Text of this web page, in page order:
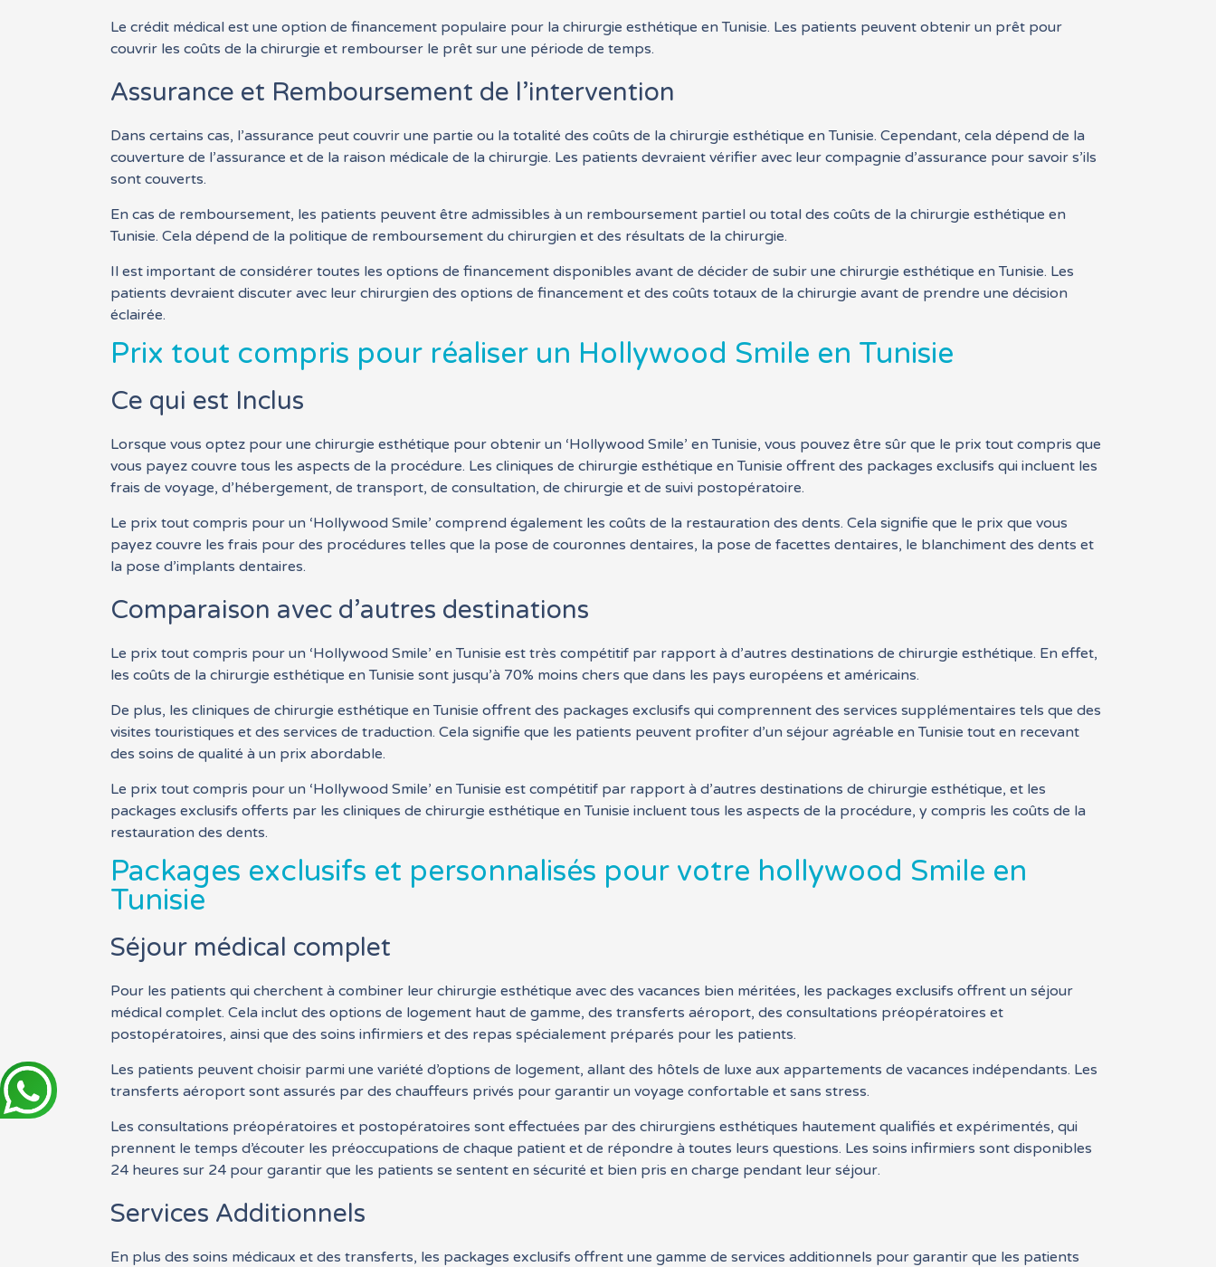
Le crédit médical est une option de financement populaire pour la chirurgie esthétique en Tunisie. Les patients peuvent obtenir un prêt pour
couvrir les coûts de la chirurgie et rembourser le prêt sur une période de temps.
Assurance et Remboursement de l’intervention
Dans certains cas, l’assurance peut couvrir une partie ou la totalité des coûts de la chirurgie esthétique en Tunisie. Cependant, cela dépend de la
couverture de l’assurance et de la raison médicale de la chirurgie. Les patients devraient vérifier avec leur compagnie d’assurance pour savoir s’ils
sont couverts.
En cas de remboursement, les patients peuvent être admissibles à un remboursement partiel ou total des coûts de la chirurgie esthétique en
Tunisie. Cela dépend de la politique de remboursement du chirurgien et des résultats de la chirurgie.
Il est important de considérer toutes les options de financement disponibles avant de décider de subir une chirurgie esthétique en Tunisie. Les
patients devraient discuter avec leur chirurgien des options de financement et des coûts totaux de la chirurgie avant de prendre une décision
éclairée.
Prix tout compris pour réaliser un Hollywood Smile en Tunisie
Ce qui est Inclus
Lorsque vous optez pour une chirurgie esthétique pour obtenir un ‘Hollywood Smile’ en Tunisie, vous pouvez être sûr que le prix tout compris que
vous payez couvre tous les aspects de la procédure. Les cliniques de chirurgie esthétique en Tunisie offrent des packages exclusifs qui incluent les
frais de voyage, d’hébergement, de transport, de consultation, de chirurgie et de suivi postopératoire.
Le prix tout compris pour un ‘Hollywood Smile’ comprend également les coûts de la restauration des dents. Cela signifie que le prix que vous
payez couvre les frais pour des procédures telles que la pose de couronnes dentaires, la pose de facettes dentaires, le blanchiment des dents et
la pose d’implants dentaires.
Comparaison avec d’autres destinations
Le prix tout compris pour un ‘Hollywood Smile’ en Tunisie est très compétitif par rapport à d’autres destinations de chirurgie esthétique. En effet,
les coûts de la chirurgie esthétique en Tunisie sont jusqu’à 70% moins chers que dans les pays européens et américains.
De plus, les cliniques de chirurgie esthétique en Tunisie offrent des packages exclusifs qui comprennent des services supplémentaires tels que des
visites touristiques et des services de traduction. Cela signifie que les patients peuvent profiter d’un séjour agréable en Tunisie tout en recevant
des soins de qualité à un prix abordable.
Le prix tout compris pour un ‘Hollywood Smile’ en Tunisie est compétitif par rapport à d’autres destinations de chirurgie esthétique, et les
packages exclusifs offerts par les cliniques de chirurgie esthétique en Tunisie incluent tous les aspects de la procédure, y compris les coûts de la
restauration des dents.
Packages exclusifs et personnalisés pour votre hollywood Smile en
Tunisie
Séjour médical complet
Pour les patients qui cherchent à combiner leur chirurgie esthétique avec des vacances bien méritées, les packages exclusifs offrent un séjour
médical complet. Cela inclut des options de logement haut de gamme, des transferts aéroport, des consultations préopératoires et
postopératoires, ainsi que des soins infirmiers et des repas spécialement préparés pour les patients.
Les patients peuvent choisir parmi une variété d’options de logement, allant des hôtels de luxe aux appartements de vacances indépendants. Les
transferts aéroport sont assurés par des chauffeurs privés pour garantir un voyage confortable et sans stress.
Les consultations préopératoires et postopératoires sont effectuées par des chirurgiens esthétiques hautement qualifiés et expérimentés, qui
prennent le temps d’écouter les préoccupations de chaque patient et de répondre à toutes leurs questions. Les soins infirmiers sont disponibles
24 heures sur 24 pour garantir que les patients se sentent en sécurité et bien pris en charge pendant leur séjour.
Services Additionnels
En plus des soins médicaux et des transferts, les packages exclusifs offrent une gamme de services additionnels pour garantir que les patients